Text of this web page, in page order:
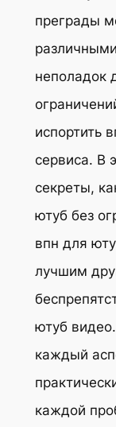
преграды
неполадок
испортить
сервиса. В
секреты,
ютуб без
впн для
лучшим
ютуб
каждый
каждой